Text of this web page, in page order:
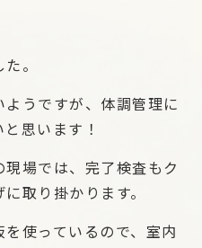
。
うですが、体調管理に
思います！
場では、完了検査もク
取り掛かります。
使っているので、室内